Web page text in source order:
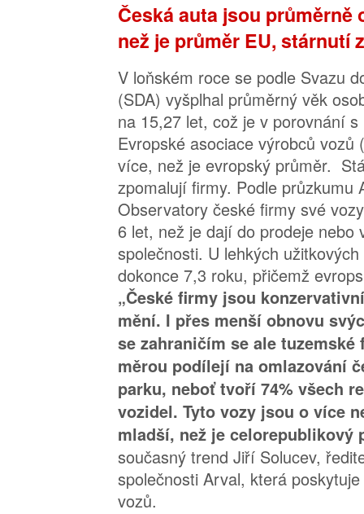
Česká auta jsou průměrně
než je průměr EU, stárnutí
V loňském roce se podle Svazu
(SDA) vyšplhal průměrný věk
na 15,27 let, což je v porovnání
Evropské asociace výrobců vozů
více, než je evropský průměr.
zpomalují firmy. Podle průzkumu
Observatory české firmy své
6 let, než je dají do prodeje nebo
společnosti. U lehkých
dokonce 7,3 roku, přičemž
„České firmy jsou
mění. I přes menší obnovu
se zahraničím se ale tuzemské
měrou podílejí na omlazování
parku, neboť tvoří 74% všech
vozidel. Tyto vozy jsou o více
mladší, než je celorepublikový
současný trend Jiří Solucev,
společnosti Arval, která
vozů.